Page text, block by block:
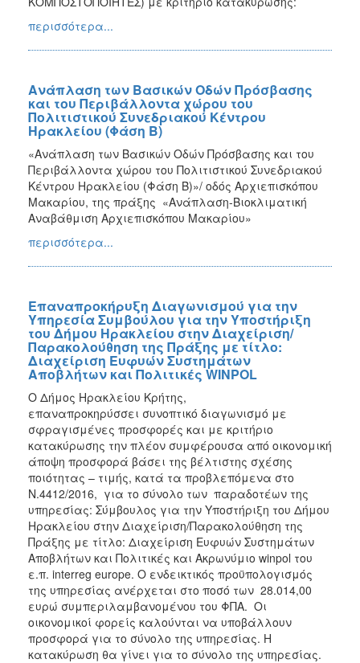
περισσότερα...
Ανάπλαση των Βασικών Οδών Πρόσβασης
και του Περιβάλλοντα χώρου του
Πολιτιστικού Συνεδριακού Κέντρου
Ηρακλείου (Φάση Β)
«Ανάπλαση των Βασικών Οδών Πρόσβασης και του
Περιβάλλοντα χώρου του Πολιτιστικού Συνεδριακού
Κέντρου Ηρακλείου (Φάση Β)»/ οδός Αρχιεπισκόπου
Μακαρίου, της πράξης «Ανάπλαση-Βιοκλιματική
Αναβάθμιση Αρχιεπισκόπου Μακαρίου»
περισσότερα...
Επαναπροκήρυξη Διαγωνισμού για την
Υπηρεσία Συμβούλου για την Υποστήριξη
του Δήμου Ηρακλείου στην Διαχείριση/
Παρακολούθηση της Πράξης με τίτλο:
Διαχείριση Ευφυών Συστημάτων
Αποβλήτων και Πολιτικές WINPOL
Ο Δήμος Ηρακλείου Κρήτης,
επαναπροκηρύσσει συνοπτικό διαγωνισμό με
σφραγισμένες προσφορές και με κριτήριο
κατακύρωσης την πλέον συμφέρουσα από οικονομική
άποψη προσφορά βάσει της βέλτιστης σχέσης
ποιότητας – τιμής, κατά τα προβλεπόμενα στο
Ν.4412/2016, για το σύνολο των παραδοτέων της
υπηρεσίας: Σύμβουλος για την Υποστήριξη του Δήμου
Ηρακλείου στην Διαχείριση/Παρακολούθηση της
Πράξης με τίτλο: Διαχείριση Ευφυών Συστημάτων
Αποβλήτων και Πολιτικές και Ακρωνύμιο winpol του
ε.π. interreg europe. Ο ενδεικτικός προϋπολογισμός
της υπηρεσίας ανέρχεται στο ποσό των 28.014,00
ευρώ συμπεριλαμβανομένου του ΦΠΑ. Οι
οικονομικοί φορείς καλούνται να υποβάλλουν
προσφορά για το σύνολο της υπηρεσίας. Η
κατακύρωση θα γίνει για το σύνολο της υπηρεσίας.